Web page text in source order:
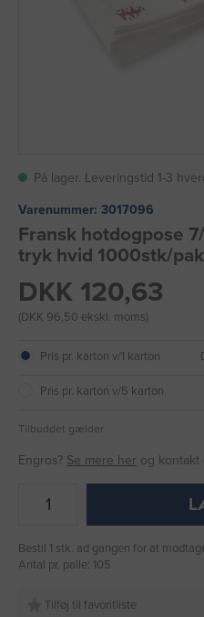
På lager. Leveringstid 1-3
Varenummer: 3017096
Fransk hotdogpose
tryk hvid 1000stk/pak
DKK 120,63
(DKK 96,50 ekskl. moms)
Pris pr. karton v/1 karton
Pris pr. karton v/5 karton
Tilbuddet gælder
Engros? Se mere her og
Bestil 1 stk. ad gangen for at
Antal pr. palle: 105
Tilføj til favoritliste